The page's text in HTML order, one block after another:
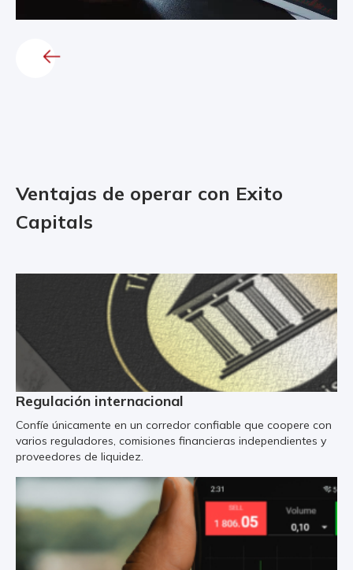
Ventajas de operar con Exito
Capitals
Regulación internacional
Confíe únicamente en un corredor confiable que coopere con
varios reguladores, comisiones financieras independientes y
proveedores de liquidez.